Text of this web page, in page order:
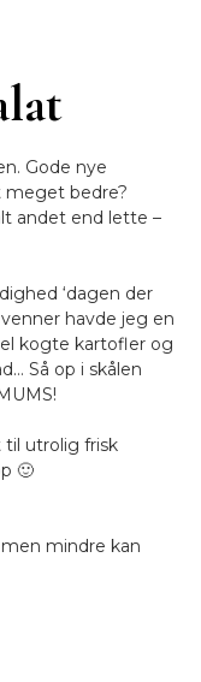
Gode nye
meget bedre?
andet end lette –
‘dagen der
havde jeg en
kogte kartofler og
Så op i skålen
utrolig frisk
🙂
mindre kan